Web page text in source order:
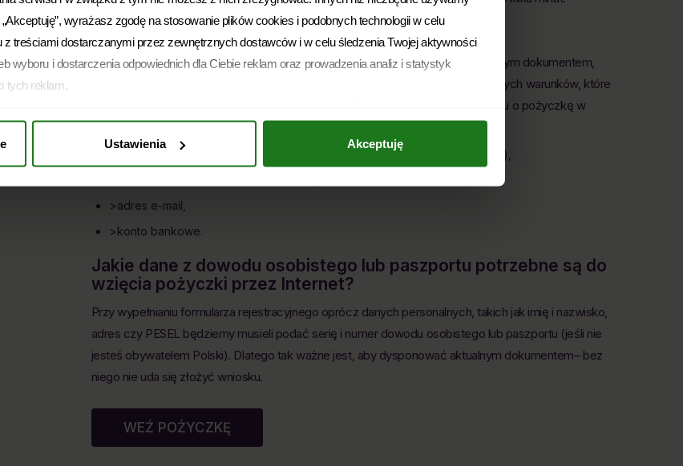
wyrażasz zgodę na stosowanie plików cookies i podobnych technologii w celu
treściami dostarczanymi przez zewnętrznych dostawców i w celu śledzenia Twojej aktywności
wyboru i dostarczenia odpowiednich dla Ciebie reklam oraz prowadzenia analiz i statystyk
tych reklam.
używania plików cookies i podobnych technologii, którego dokonano na podstawie zgody
że administratorem Twoich danych jest Soonly Finance sp. z o.o. z siedzibą w
Warszawa. W „Ustawieniach preferencji” możesz dobrowolnie w dowolnym momencie
Polityce Prywatności
Ustawienia Akceptuję
Czy dostanę pożyczkę na sam dowód?
Jeśli chodzi o wymagane dokumenty, to dowód osobisty jest jedynym niezbędnym dokumentem,
aby zaciągnąć pożyczkę w instytucji pozabankowej. Jednak jest kilka dodatkowych warunków, które
musi spełnić pożyczkobiorca. Poniżej te, które należy spełnić przy wnioskowaniu o pożyczkę w
vivigo.pl:
>aktualny dowód osobisty lub paszport (jeśli nie jesteś obywatelem Polski),
>adres e-mail,
>konto bankowe.
Jakie dane z dowodu osobistego lub paszportu potrzebne są do
wzięcia pożyczki przez Internet?
Przy wypełnianiu formularza rejestracyjnego oprócz danych personalnych, takich jak imię i nazwisko,
adres czy PESEL będziemy musieli podać serię i numer dowodu osobistego lub paszportu (jeśli nie
jesteś obywatelem Polski). Dlatego tak ważne jest, aby dysponować aktualnym dokumentem– bez
niego nie uda się złożyć wniosku.
WEŹ POŻYCZKĘ